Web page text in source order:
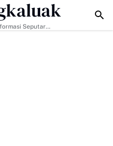
Masyarakat Perkuat Nilai
Seputar